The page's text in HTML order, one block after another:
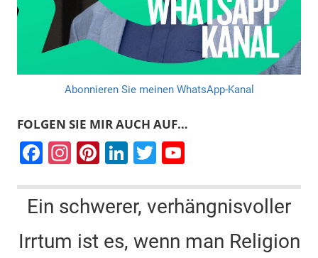
Abonnieren Sie meinen WhatsApp-Kanal
FOLGEN SIE MIR AUCH AUF…
F
c
e
b
In
a
gr
a
Pi
er
e
st
Li
k
e
dI
T
tt
er
u
T
u
Ein schwerer, verhängnisvoller
Irrtum ist es, wenn man Religion